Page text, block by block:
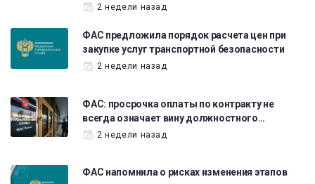
2 недели назад
ФАС предложила порядок расчета цен при
закупке услуг транспортной безопасности
2 недели назад
ФАС: просрочка оплаты по контракту не
всегда означает вину должностного…
2 недели назад
ФАС напомнила о рисках изменения этапов